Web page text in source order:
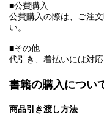
■公費購入
公費購入の際は、ご注
い。
■その他
代引き、着払いには対応
書籍の購入につい
商品引き渡し方法